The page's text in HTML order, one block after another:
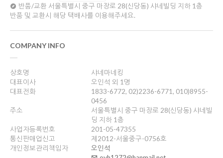
반품/교환 서울특별시 중구 마장로 28(신당동) 샤네빌딩 지하 1층
반품 및 교환시 해당 택배사를 이용해주세요.
COMPANY INFO
상호명
샤네마네킹
대표이사
오인석 외 1명
대표전화
1833-6772, 02)2236-6771, 010)8955-
0456
주소
서울특별시 중구 마장로 28(신당동) 샤네빌
딩 지하 1층
사업자등록번호
201-05-47355
통신판매업신고
제2012-서울중구-0756호
개인정보관리책임자
오인석